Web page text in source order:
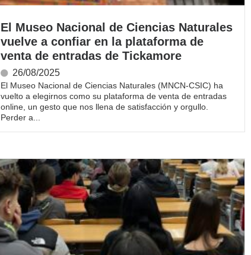
El Museo Nacional de Ciencias Naturales
vuelve a confiar en la plataforma de
venta de entradas de Tickamore
26/08/2025
El Museo Nacional de Ciencias Naturales (MNCN-CSIC) ha
vuelto a elegirnos como su plataforma de venta de entradas
online, un gesto que nos llena de satisfacción y orgullo.
Perder a...